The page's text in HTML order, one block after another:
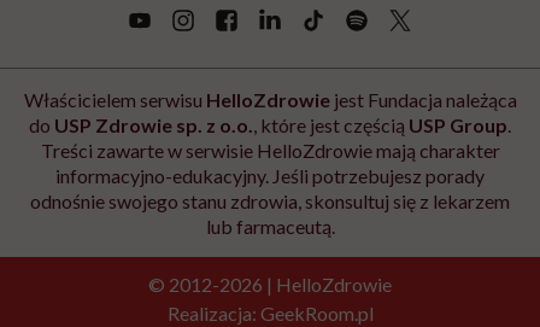
Właścicielem serwisu HelloZdrowiejest Fundacja należąca
do USP Zdrowie sp. z o.o., które jest częścią USP Group.
Treści zawarte w serwisie HelloZdrowie mają charakter
informacyjno-edukacyjny. Jeśli potrzebujesz porady
odnośnie swojego stanu zdrowia, skonsultuj się z lekarzem
lub farmaceutą.
© 2012-2026 | HelloZdrowie
Realizacja: GeekRoom.pl